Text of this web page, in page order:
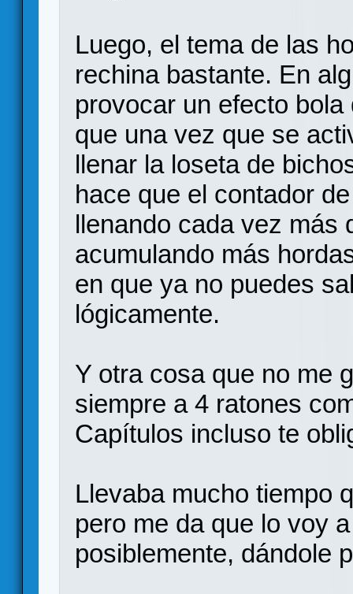
Luego, el tema de las
rechina bastante. En
provocar un efecto
que una vez que se
llenar la loseta de
hace que el contador
llenando cada vez más
acumulando más
en que ya no puedes
lógicamente.
Y otra cosa que no me
siempre a 4 ratones
Capítulos incluso te
Llevaba mucho tiempo
pero me da que lo voy
posiblemente, dándole